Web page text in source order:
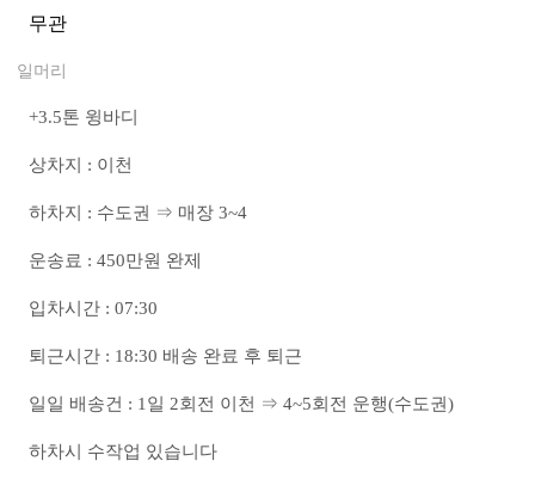
무관
일머리
+3.5톤 윙바디
상차지 : 이천
하차지 : 수도권 ⇒ 매장 3~4
운송료 : 450만원 완제
입차시간 : 07:30
퇴근시간 : 18:30 배송 완료 후 퇴근
일일 배송건 : 1일 2회전 이천 ⇒ 4~5회전 운행(수도권)
하차시 수작업 있습니다